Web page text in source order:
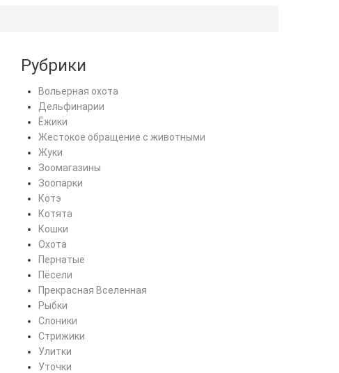
Рубрики
Вольерная охота
Дельфинарии
Ёжики
Жестокое обращение с животными
Жуки
Зоомагазины
Зоопарки
Котэ
Котята
Кошки
Охота
Пернатые
Пёсели
Прекрасная Вселенная
Рыбки
Слоники
Стрижики
Улитки
Уточки